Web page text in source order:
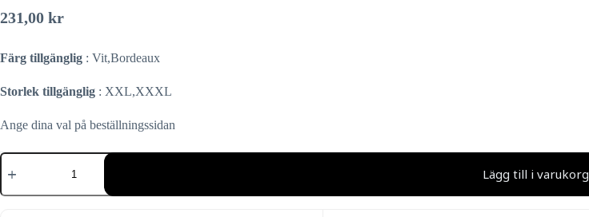
231,00 kr
Färg tillgänglig : Vit,Bordeaux
Storlek tillgänglig : XXL,XXXL
Ange dina val på beställningssidan
Lång
kaftan
Eden
Lägg till i varukorg